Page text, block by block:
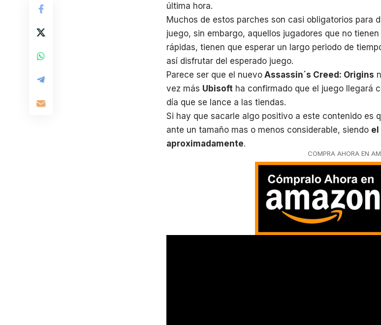
última hora.
Muchos de estos parches son casi obligatorios para
juego, sin embargo, aquellos jugadores que no
rápidas, tienen que esperar un largo periodo de
así disfrutar del esperado juego.
Parece ser que el nuevo Assassin´s Creed: Origins
vez más Ubisoft ha confirmado que el juego llegará
día que se lance a las tiendas.
Si hay que sacarle algo positivo a este contenido es
ante un tamaño mas o menos considerable, siendo el
aproximadamente.
COMPRA AHORA EN